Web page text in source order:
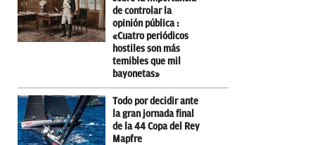
de controlar la
opinión pública :
«Cuatro periódicos
hostiles son más
temibles que mil
bayonetas»
Todo por decidir ante
la gran jornada final
de la 44 Copa del Rey
Mapfre